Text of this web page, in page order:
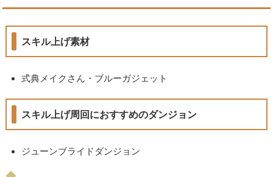
スキル上げ素材
式典メイクさん・ブルーガジェット
スキル上げ周回におすすめのダンジョン
ジューンブライドダンジョン